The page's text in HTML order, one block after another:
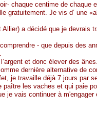
chaque centime de chaque
gratuitement. Je vis d’ une
Allier) a décidé que je devrais
- que depuis des
et donc élever des
dernière alternative de
je travaille déjà 7 jours par
paître les vaches et qui paie
je vais continuer à